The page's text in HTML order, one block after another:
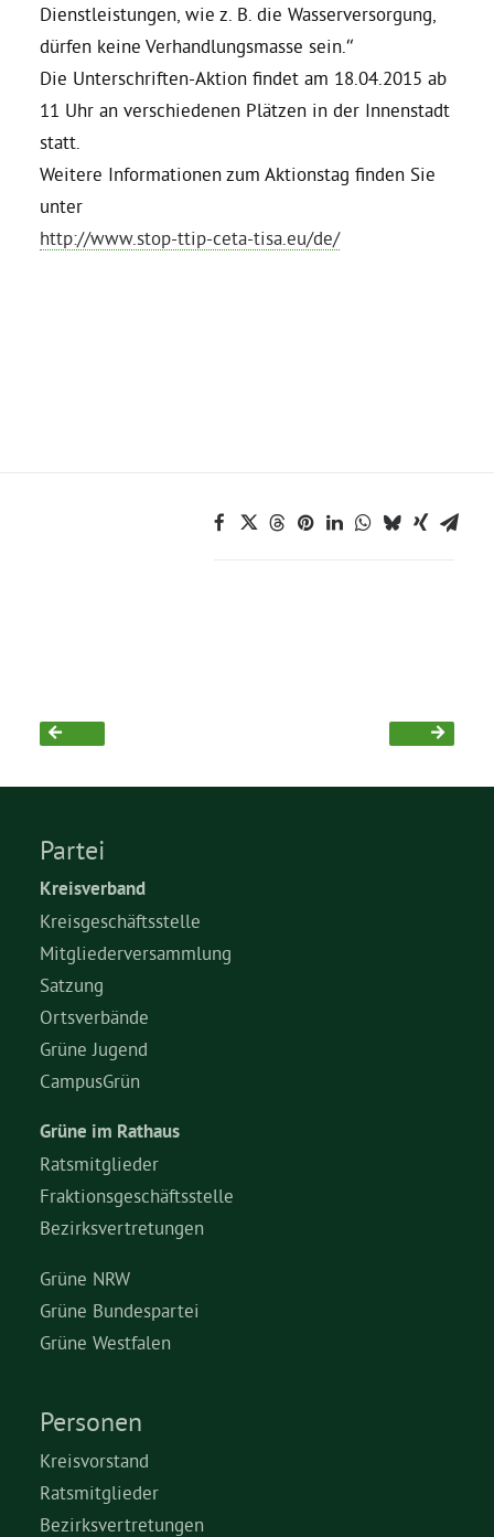
Dienstleistungen, wie z. B. die Wasserversorgung,
dürfen keine Verhandlungsmasse sein.“
Die Unterschriften-Aktion findet am 18.04.2015 ab
11 Uhr an verschiedenen Plätzen in der Innenstadt
statt.
Weitere Informationen zum Aktionstag finden Sie
unter
http://www.stop-ttip-ceta-tisa.eu/de/
Partei
Kreisverband
Kreisgeschäftsstelle
Mitgliederversammlung
Satzung
Ortsverbände
Grüne Jugend
CampusGrün
Grüne im Rathaus
Ratsmitglieder
Fraktionsgeschäftsstelle
Bezirksvertretungen
Grüne NRW
Grüne Bundespartei
Grüne Westfalen
Personen
Kreisvorstand
Ratsmitglieder
Bezirksvertretungen